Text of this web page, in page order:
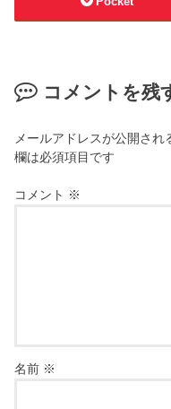
コメントを残
メールアドレスが公開され
欄は必須項目です
コメント ※
名前 ※